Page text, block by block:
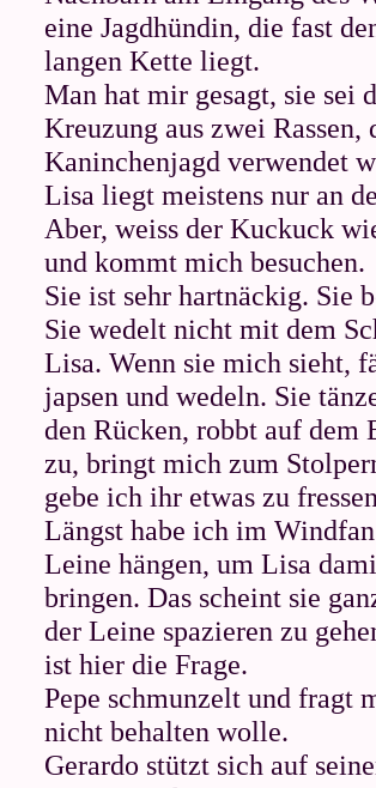
eine Jagdhündin, die fast
langen Kette liegt.
Man hat mir gesagt, sie sei
Kreuzung aus zwei
Kaninchenjagd verwendet
Lisa liegt meistens nur an
Aber, weiss der Kuckuck
und kommt mich besuchen.
Sie ist sehr hartnäckig. Sie
Sie wedelt nicht mit dem
Lisa. Wenn sie mich sieht,
japsen und wedeln. Sie
den Rücken, robbt auf
zu, bringt mich zum
gebe ich ihr etwas zu
Längst habe ich im
Leine hängen, um Lisa
bringen. Das scheint sie
der Leine spazieren zu
ist hier die Frage.
Pepe schmunzelt und fragt
nicht behalten wolle.
Gerardo stützt sich auf